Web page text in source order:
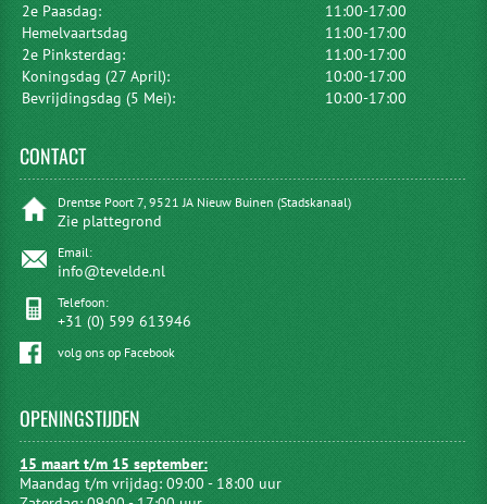
2e Paasdag:
11:00-17:00
Hemelvaartsdag
11:00-17:00
2e Pinksterdag:
11:00-17:00
Koningsdag (27 April):
10:00-17:00
Bevrijdingsdag (5 Mei):
10:00-17:00
CONTACT
Drentse Poort 7, 9521 JA Nieuw Buinen (Stadskanaal)
Zie plattegrond
Email:
info@tevelde.nl
Telefoon:
+31 (0) 599 613946
volg ons op Facebook
OPENINGSTIJDEN
15 maart t/m 15 september:
Maandag t/m vrijdag: 09:00 - 18:00 uur